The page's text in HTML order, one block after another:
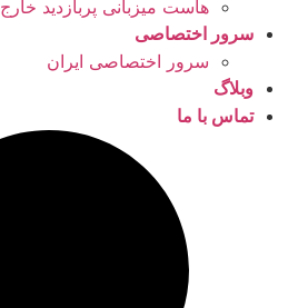
هاست میزبانی پربازدید خارج
سرور اختصاصی
سرور اختصاصی ایران
وبلاگ
تماس با ما